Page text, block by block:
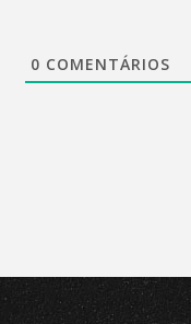
0 COMENTÁRIOS